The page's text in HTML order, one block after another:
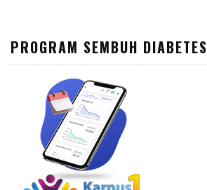
PROGRAM SEMBUH DIABETES